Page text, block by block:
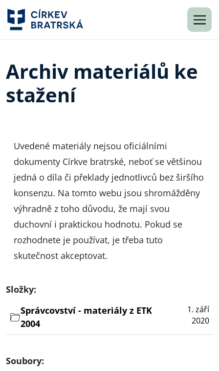
Archiv materiálů ke
stažení
Uvedené materiály nejsou oficiálními
dokumenty Církve bratrské, neboť se většinou
jedná o díla či překlady jednotlivců bez širšího
konsenzu. Na tomto webu jsou shromážděny
výhradně z toho důvodu, že mají svou
duchovní i praktickou hodnotu. Pokud se
rozhodnete je používat, je třeba tuto
skutečnost akceptovat.
Složky:
Správcovství - materiály z ETK
2004
1. září
2020
Soubory: